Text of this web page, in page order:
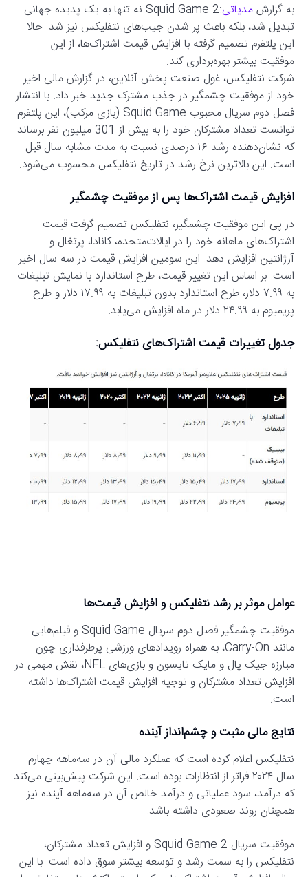
به گزارشمدیاتی
:Squid Game 2 نه تنها به یک پدیده جهانی
تبدیل شد، بلکه باعث پر شدن جیب‌های نتفلیکس نیز شد. حالا
این پلتفرم تصمیم گرفته با افزایش قیمت اشتراک‌ها، از این
موفقیت بیشتر بهره‌برداری کند.
شرکت نتفلیکس، غول صنعت پخش آنلاین، در گزارش مالی اخیر
خود از موفقیت چشمگیر در جذب مشترک جدید خبر داد. با انتشار
فصل دوم سریال محبوب Squid Game (بازی مرکب)، این پلتفرم
توانست تعداد مشترکان خود را به بیش از 301 میلیون نفر برساند
که نشان‌دهنده رشد ۱۶ درصدی نسبت به مدت مشابه سال قبل
است. این بالاترین نرخ رشد در تاریخ نتفلیکس محسوب می‌شود.
افزایش قیمت اشتراک‌ها پس از موفقیت چشمگیر
در پی این موفقیت چشمگیر، نتفلیکس تصمیم گرفت قیمت
اشتراک‌های ماهانه خود را در ایالات‌متحده، کانادا، پرتغال و
آرژانتین افزایش دهد. این سومین افزایش قیمت در سه سال اخیر
است. بر اساس این تغییر قیمت، طرح استاندارد با نمایش تبلیغات
به ۷.۹۹ دلار، طرح استاندارد بدون تبلیغات به ۱۷.۹۹ دلار و طرح
پریمیوم به ۲۴.۹۹ دلار در ماه افزایش می‌یابد.
جدول تغییرات قیمت اشتراک‌های نتفلیکس:
عوامل موثر بر رشد نتفلیکس و افزایش قیمت‌ها
موفقیت چشمگیر فصل دوم سریال Squid Game و فیلم‌هایی
مانند Carry-On، به همراه رویدادهای ورزشی پرطرفداری چون
مبارزه جیک پال و مایک تایسون و بازی‌های NFL، نقش مهمی در
افزایش تعداد مشترکان و توجیه افزایش قیمت اشتراک‌ها داشته
است.
نتایج مالی مثبت و چشم‌انداز آینده
نتفلیکس اعلام کرده است که عملکرد مالی آن در سه‌ماهه چهارم
سال ۲۰۲۴ فراتر از انتظارات بوده است. این شرکت پیش‌بینی می‌کند
که درآمد، سود عملیاتی و درآمد خالص آن در سه‌ماهه آینده نیز
همچنان روند صعودی داشته باشد.
موفقیت سریال Squid Game 2 و افزایش تعداد مشترکان،
نتفلیکس را به سمت رشد و توسعه بیشتر سوق داده است. با این